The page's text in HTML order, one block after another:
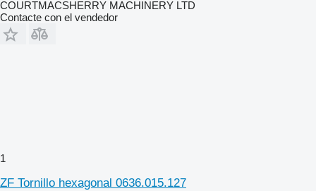
COURTMACSHERRY MACHINERY LTD
Contacte con el vendedor
1
ZF Tornillo hexagonal 0636.015.127